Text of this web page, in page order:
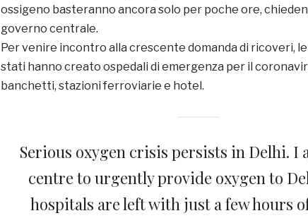
ossigeno basteranno ancora solo per poche ore,
governo centrale.
Per venire incontro alla crescente domanda di ricoveri,
stati hanno creato ospedali di emergenza per il
banchetti, stazioni ferroviarie e hotel.
Serious oxygen crisis persists in Delhi. I
centre to urgently provide oxygen to
hospitals are left with just a few hours